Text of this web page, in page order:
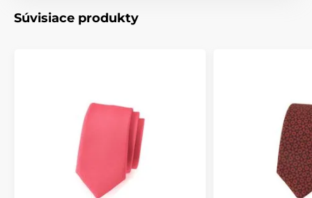
Súvisiace produkty